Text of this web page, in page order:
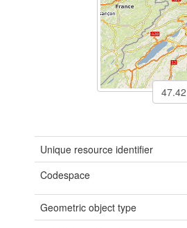
Unique resource identifier
Codespace
Geometric object type